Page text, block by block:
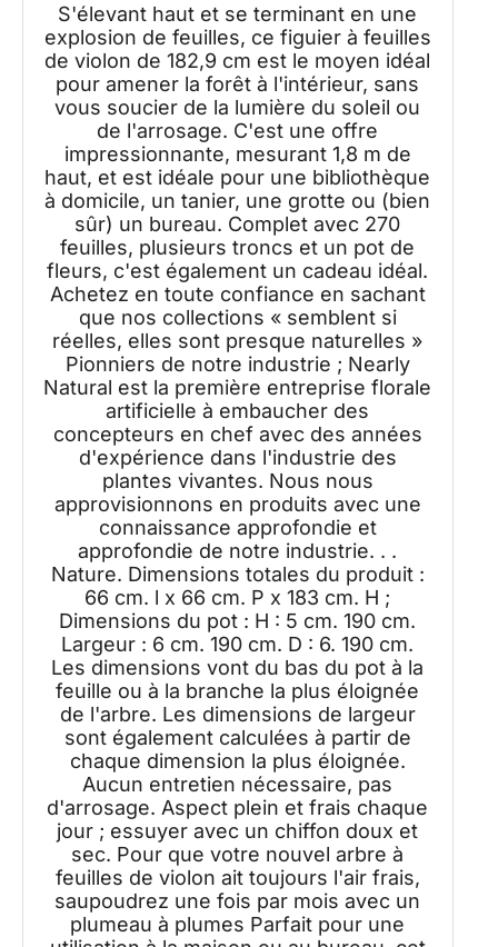
S'élevant haut et se terminant en une
explosion de feuilles, ce figuier à feuilles
de violon de 182,9 cm est le moyen idéal
pour amener la forêt à l'intérieur, sans
vous soucier de la lumière du soleil ou
de l'arrosage. C'est une offre
impressionnante, mesurant 1,8 m de
haut, et est idéale pour une bibliothèque
à domicile, un tanier, une grotte ou (bien
sûr) un bureau. Complet avec 270
feuilles, plusieurs troncs et un pot de
fleurs, c'est également un cadeau idéal.
Achetez en toute confiance en sachant
que nos collections « semblent si
réelles, elles sont presque naturelles »
Pionniers de notre industrie ; Nearly
Natural est la première entreprise florale
artificielle à embaucher des
concepteurs en chef avec des années
d'expérience dans l'industrie des
plantes vivantes. Nous nous
approvisionnons en produits avec une
connaissance approfondie et
approfondie de notre industrie. . .
Nature. Dimensions totales du produit :
66 cm. l x 66 cm. P x 183 cm. H ;
Dimensions du pot : H : 5 cm. 190 cm.
Largeur : 6 cm. 190 cm. D : 6. 190 cm.
Les dimensions vont du bas du pot à la
feuille ou à la branche la plus éloignée
de l'arbre. Les dimensions de largeur
sont également calculées à partir de
chaque dimension la plus éloignée.
Aucun entretien nécessaire, pas
d'arrosage. Aspect plein et frais chaque
jour ; essuyer avec un chiffon doux et
sec. Pour que votre nouvel arbre à
feuilles de violon ait toujours l'air frais,
saupoudrez une fois par mois avec un
plumeau à plumes Parfait pour une